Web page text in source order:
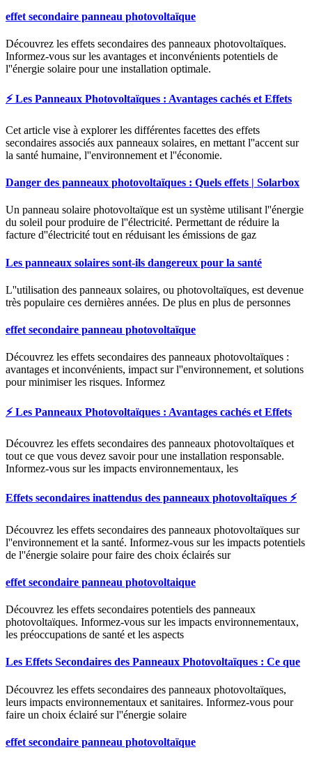
effet secondaire panneau photovoltaïque
Découvrez les effets secondaires des panneaux photovoltaïques.
Informez-vous sur les avantages et inconvénients potentiels de
l''énergie solaire pour une installation optimale.
⚡ Les Panneaux Photovoltaïques : Avantages cachés et Effets
Cet article vise à explorer les différentes facettes des effets
secondaires associés aux panneaux solaires, en mettant l''accent sur
la santé humaine, l''environnement et l''économie.
Danger des panneaux photovoltaïques : Quels effets | Solarbox
Un panneau solaire photovoltaïque est un système utilisant l''énergie
du soleil pour produire de l''électricité. Permettant de réduire la
facture d''électricité tout en réduisant les émissions de gaz
Les panneaux solaires sont-ils dangereux pour la santé
L''utilisation des panneaux solaires, ou photovoltaïques, est devenue
très populaire ces dernières années. De plus en plus de personnes
effet secondaire panneau photovoltaïque
Découvrez les effets secondaires des panneaux photovoltaïques :
avantages et inconvénients, impact sur l''environnement, et solutions
pour minimiser les risques. Informez
⚡ Les Panneaux Photovoltaïques : Avantages cachés et Effets
Découvrez les effets secondaires des panneaux photovoltaïques et
tout ce que vous devez savoir pour une installation responsable.
Informez-vous sur les impacts environnementaux, les
Effets secondaires inattendus des panneaux photovoltaïques ⚡
Découvrez les effets secondaires des panneaux photovoltaïques sur
l''environnement et la santé. Informez-vous sur les impacts potentiels
de l''énergie solaire pour faire des choix éclairés sur
effet secondaire panneau photovoltaique
Découvrez les effets secondaires potentiels des panneaux
photovoltaïques. Informez-vous sur les impacts environnementaux,
les préoccupations de santé et les aspects
Les Effets Secondaires des Panneaux Photovoltaïques : Ce que
Découvrez les effets secondaires des panneaux photovoltaïques,
leurs impacts environnementaux et sanitaires. Informez-vous pour
faire un choix éclairé sur l''énergie solaire
effet secondaire panneau photovoltaïque